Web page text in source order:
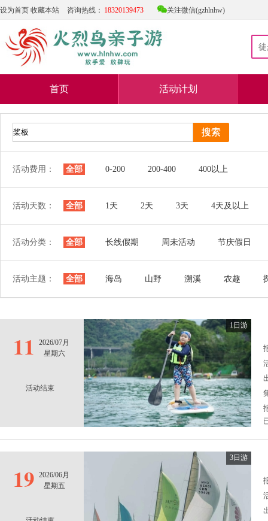
设为首页 收藏本站 咨询热线： 18320139473 关注微信(gzhlnhw)
首页 活动计划
活动费用： 全部 0-200 200-400 400以上
活动天数： 全部 1天 2天 3天 4天及以上
活动分类： 全部 长线假期 周未活动 节庆假日
活动主题： 全部 海岛 山野 溯溪 农趣
11
2026/07月
星期六
活动结束
1日游
19 2026/06月
星期五
3日游